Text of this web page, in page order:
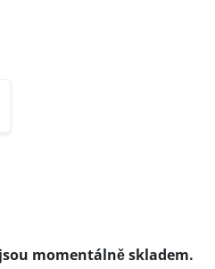
momentálně skladem.